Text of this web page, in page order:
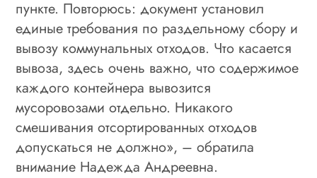
пункте. Повторюсь: документ установил
единые требования по раздельному сбору и
вывозу коммунальных отходов. Что касается
вывоза, здесь очень важно, что содержимое
каждого контейнера вывозится
мусоровозами отдельно. Никакого
смешивания отсортированных отходов
допускаться не должно», – обратила
внимание Надежда Андреевна.